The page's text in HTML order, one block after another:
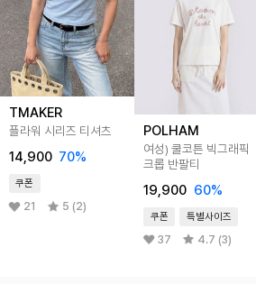
TMAKER
플라워 시리즈 티셔츠
14,900 70%
쿠폰
21 5 (2)
POLHAM
여성) 쿨코튼 빅그래픽
크롭 반팔티
19,900 60%
쿠폰 특별사이즈
37 4.7 (3)